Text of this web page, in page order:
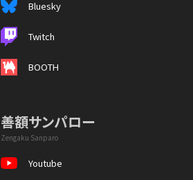
Bluesky
Twitch
BOOTH
善額サンパロー
Zengaku Sanparo
Youtube